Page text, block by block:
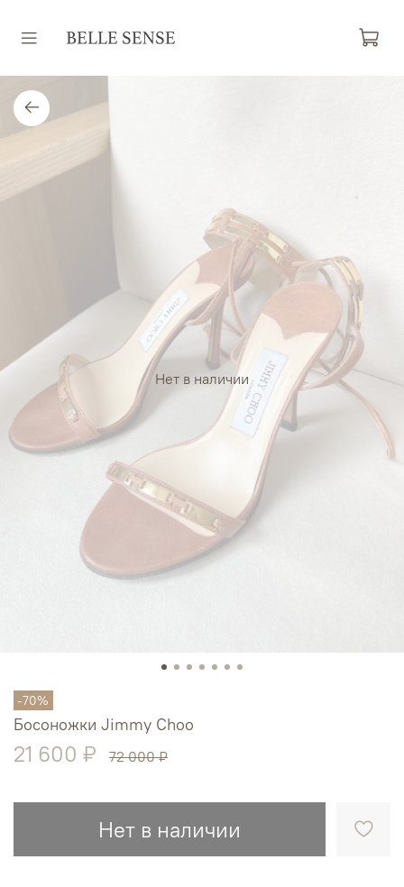
Нет в наличии
-70%
Босоножки Jimmy Choo
21 600 ₽ 72 000 ₽
Нет в наличии